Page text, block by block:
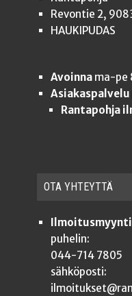
Revontie 2,
HAUKIPUDAS
Avoinnama-pe
Asiakaspalvelu
Rantapohja
OTA YHTEYT­TÄ
Ilmoitusmyynti
puhelin:
044-714 7805
sähköposti: